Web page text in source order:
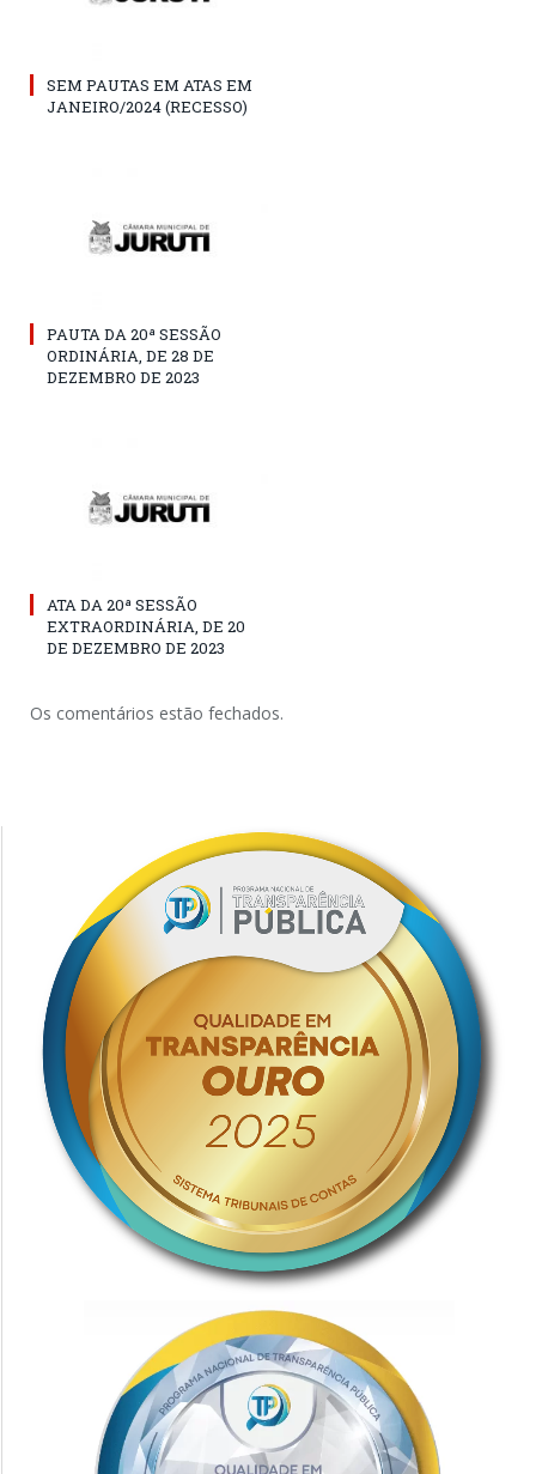
SEM PAUTAS EM ATAS EM
JANEIRO/2024 (RECESSO)
PAUTA DA 20ª SESSÃO
ORDINÁRIA, DE 28 DE
DEZEMBRO DE 2023
ATA DA 20ª SESSÃO
EXTRAORDINÁRIA, DE 20
DE DEZEMBRO DE 2023
Os comentários estão fechados.